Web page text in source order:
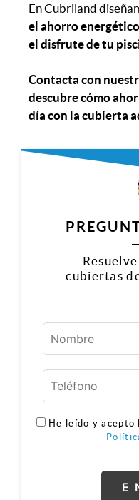
En Cubriland
el ahorro
el disfrute de tu
Contacta con
descubre cómo
día con la cubierta
cubiertas
He leído y acepto